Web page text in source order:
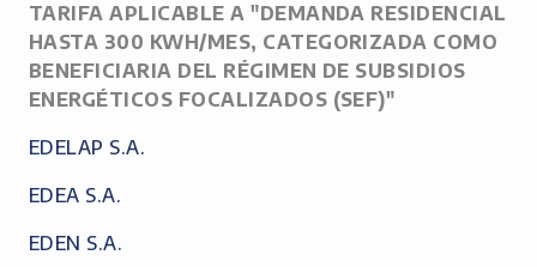
TARIFA APLICABLE A "DEMANDA RESIDENCIAL
HASTA 300 KWH/MES, CATEGORIZADA COMO
BENEFICIARIA DEL RÉGIMEN DE SUBSIDIOS
ENERGÉTICOS FOCALIZADOS (SEF)"
EDELAP S.A.
EDEA S.A.
EDEN S.A.